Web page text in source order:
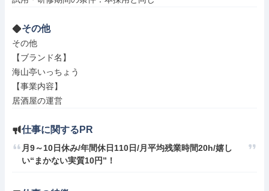
その他
その他
【ブランド名】
海山亭いっちょう
【事業内容】
居酒屋の運営
仕事に関するPR
月9～10日休み/年間休日110日/月平均残業時間20h/嬉し
い“まかない実質10円”！